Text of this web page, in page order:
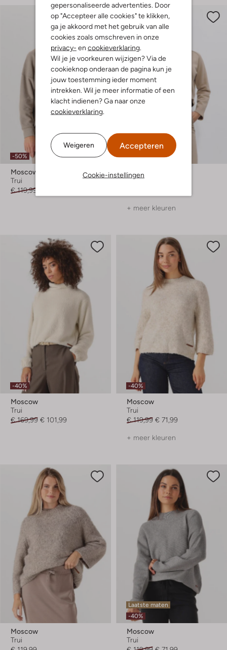
gepersonaliseerde advertenties. Door
op "Accepteer alle cookies" te klikken,
ga je akkoord met het gebruik van alle
cookies zoals omschreven in onze
privacy- en cookieverklaring
Wil je je voorkeuren wijzigen? Via de
cookieknop onderaan de pagina kun je
jouw toestemming ieder moment
intrekken. Wil je meer informatie of een
klacht indienen? Ga naar onze
cookieverklaring
Weigeren Accepteren
Cookie-instellingen
-50%
Moscow
Trui
€ 119,99
-50%
Moscow
Trui
+ meer kleuren
-40%
Moscow
Trui
€ 169,99 € 101,99
-40%
Moscow
Trui
€ 119,99 € 71,99
+ meer kleuren
Moscow
Trui
Laatste maten
-40%
Moscow
Trui